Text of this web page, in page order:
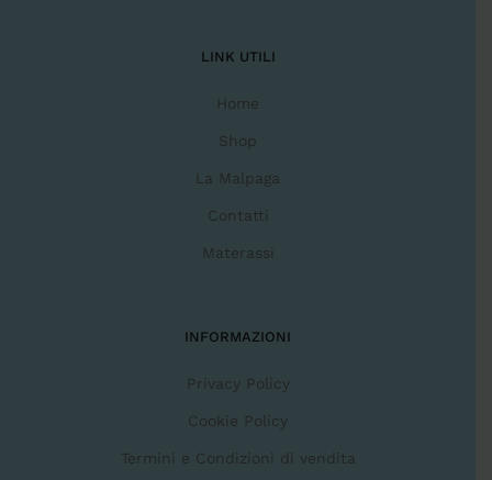
LINK UTILI
Home
Shop
La Malpaga
Contatti
Materassi
INFORMAZIONI
Privacy Policy
Cookie Policy
Termini e Condizioni di vendita